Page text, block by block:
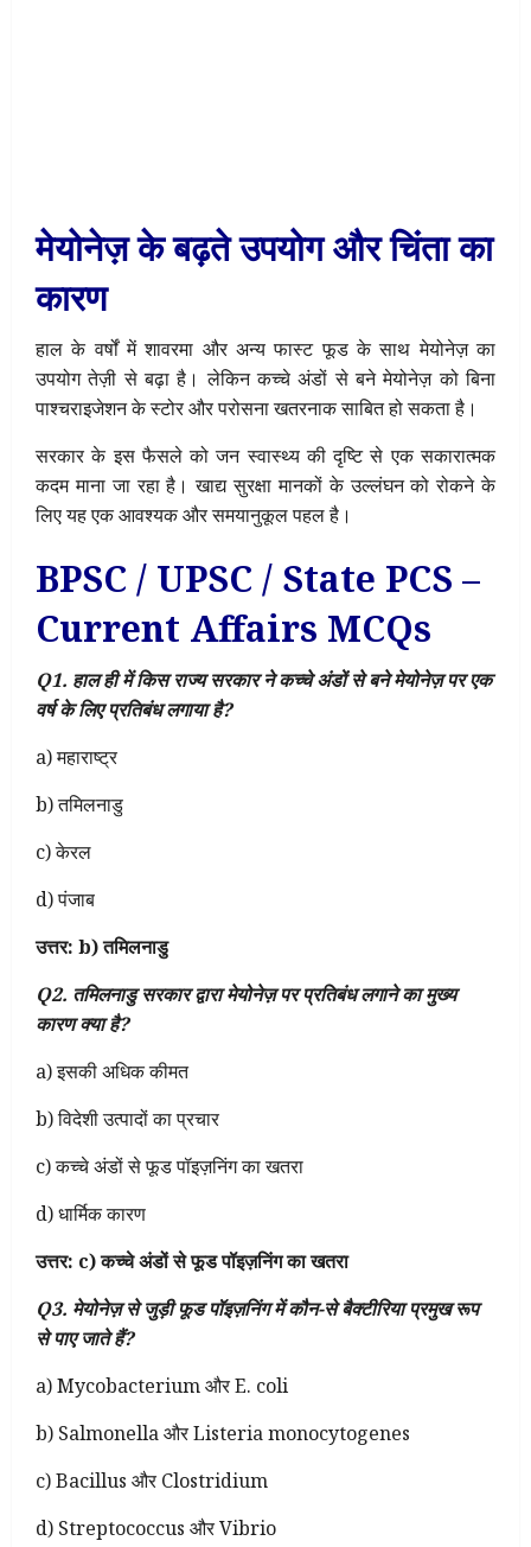
मेयोनेज़ के बढ़ते उपयोग और चिंता का
कारण
हाल के वर्षों में शावरमा और अन्य फास्ट फूड के साथ मेयोनेज़ का
उपयोग तेज़ी से बढ़ा है। लेकिन कच्चे अंडों से बने मेयोनेज़ को बिना
पाश्चराइजेशन के स्टोर और परोसना खतरनाक साबित हो सकता है।
सरकार के इस फैसले को जन स्वास्थ्य की दृष्टि से एक सकारात्मक
कदम माना जा रहा है। खाद्य सुरक्षा मानकों के उल्लंघन को रोकने के
लिए यह एक आवश्यक और समयानुकूल पहल है।
BPSC / UPSC / State PCS –
Current Affairs MCQs
Q1. हाल ही में किस राज्य सरकार ने कच्चे अंडों से बने मेयोनेज़ पर एक
वर्ष के लिए प्रतिबंध लगाया है?
a) महाराष्ट्र
b) तमिलनाडु
c) केरल
d) पंजाब
उत्तर: b) तमिलनाडु
Q2. तमिलनाडु सरकार द्वारा मेयोनेज़ पर प्रतिबंध लगाने का मुख्य
कारण क्या है?
a) इसकी अधिक कीमत
b) विदेशी उत्पादों का प्रचार
c) कच्चे अंडों से फूड पॉइज़निंग का खतरा
d) धार्मिक कारण
उत्तर: c) कच्चे अंडों से फूड पॉइज़निंग का खतरा
Q3. मेयोनेज़ से जुड़ी फूड पॉइज़निंग में कौन-से बैक्टीरिया प्रमुख रूप
से पाए जाते हैं?
a) Mycobacterium और E. coli
b) Salmonella और Listeria monocytogenes
c) Bacillus और Clostridium
d) Streptococcus और Vibrio